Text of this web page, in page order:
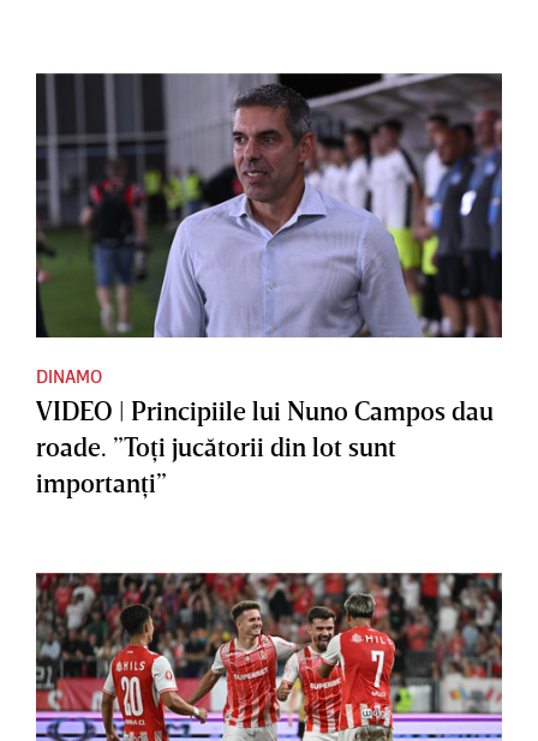
DINAMO
VIDEO | Principiile lui Nuno Campos dau
roade. ”Toţi jucătorii din lot sunt
importanţi”